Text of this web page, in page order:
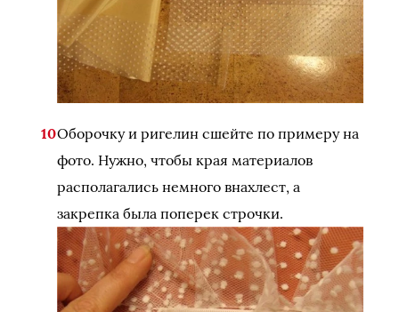
Оборочку и ригелин сшейте по примеру на
фото. Нужно, чтобы края материалов
располагались немного внахлест, а
закрепка была поперек строчки.